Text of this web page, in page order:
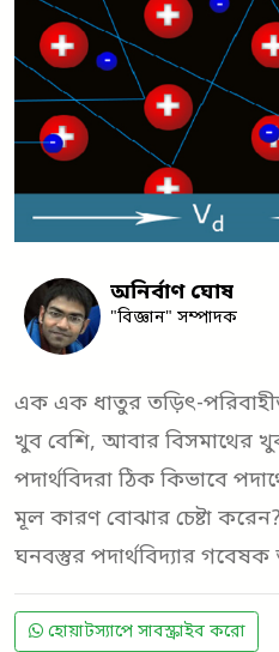
অনির্বাণ ঘোষ
"বিজ্ঞান" সম্পাদক
এক এক ধাতুর তড়িৎ-
খুব বেশি, আবার বিসমাথের
পদার্থবিদরা ঠিক কিভাবে
মূল কারণ বোঝার চেষ্টা করেন?
ঘনবস্তুর পদার্থবিদ্যার গবেষক
হোয়াটস্যাপে সাবস্ক্রাইব করো